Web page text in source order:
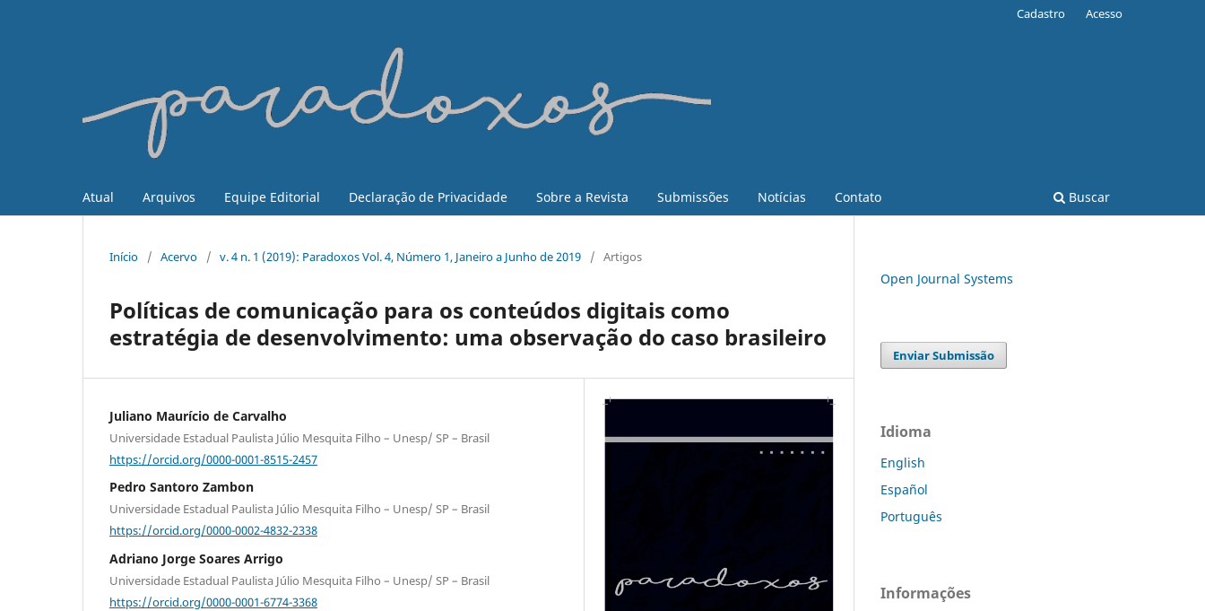
Atual Arquivos Equipe Editorial Declaração de Privacidade Sobre a Revista Submissões Notícias Contato Buscar
Cadastro Acesso
Início / Acervo / v. 4 n. 1 (2019): Paradoxos Vol. 4, Número 1, Janeiro a Junho de 2019 / Artigos
Políticas de comunicação para os conteúdos digitais como
estratégia de desenvolvimento: uma observação do caso brasileiro
Juliano Maurício de Carvalho
Universidade Estadual Paulista Júlio Mesquita Filho – Unesp/ SP – Brasil
https://orcid.org/0000-0001-8515-2457
Pedro Santoro Zambon
Universidade Estadual Paulista Júlio Mesquita Filho – Unesp/ SP – Brasil
https://orcid.org/0000-0002-4832-2338
Adriano Jorge Soares Arrigo
Universidade Estadual Paulista Júlio Mesquita Filho – Unesp/ SP – Brasil
https://orcid.org/0000-0001-6774-3368
Open Journal Systems
Enviar Submissão
Idioma
English
Español
Português
Informações